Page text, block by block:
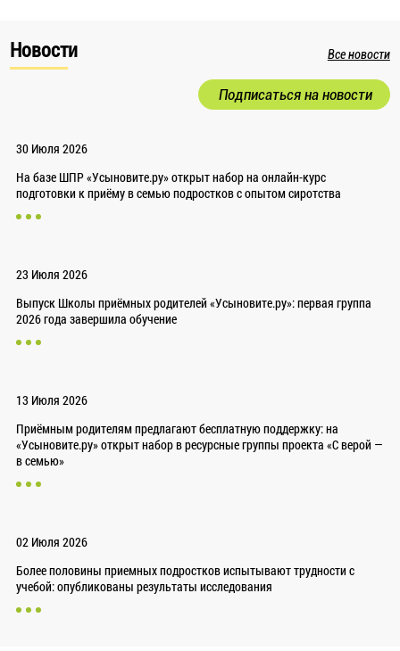
Новости Все новости
Подписаться на новости
30 Июля 2026
На базе ШПР «Усыновите.ру» открыт набор на онлайн-курс
подготовки к приёму в семью подростков с опытом сиротства
23 Июля 2026
Выпуск Школы приёмных родителей «Усыновите.ру»: первая группа
2026 года завершила обучение
13 Июля 2026
Приёмным родителям предлагают бесплатную поддержку: на
«Усыновите.ру» открыт набор в ресурсные группы проекта «С верой —
в семью»
02 Июля 2026
Более половины приемных подростков испытывают трудности с
учебой: опубликованы результаты исследования